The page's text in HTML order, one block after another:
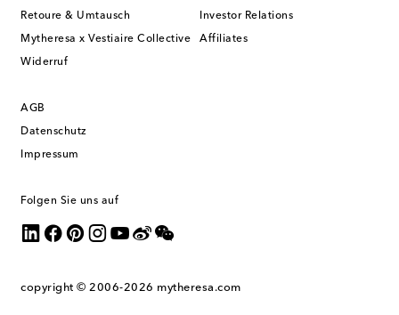
Retoure & Umtausch
Mytheresa x Vestiaire Collective
Widerruf
Investor Relations
Affiliates
AGB
Datenschutz
Impressum
Folgen Sie uns auf
copyright © 2006-2026 mytheresa.com